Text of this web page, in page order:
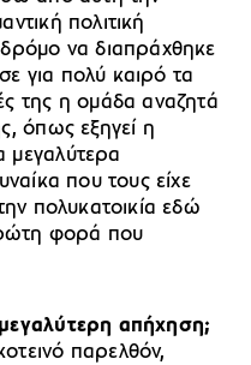
πολιτική
να διαπράχθηκε
για πολύ καιρό τα
της η ομάδα αναζητά
όπως εξηγεί η
μεγαλύτερα
που τους είχε
πολυκατοικία εδώ
φορά που
απήχηση;
παρελθόν,